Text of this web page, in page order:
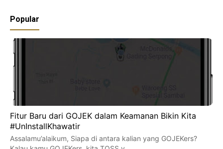
Popular
Fitur Baru dari GOJEK dalam Keamanan Bikin Kita
#UnInstallKhawatir
Assalamu’alaikum, Siapa di antara kalian yang GOJEKers?